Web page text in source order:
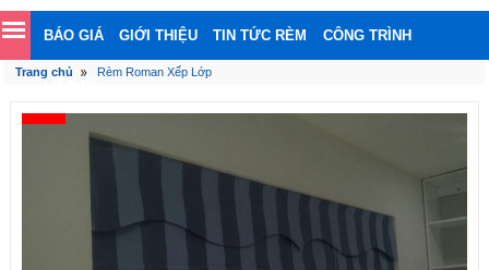
BÁO GIÁ GIỚI THIỆU TIN TỨC RÈM CÔNG TRÌNH
Trang chủ Rèm Roman Xếp Lớp